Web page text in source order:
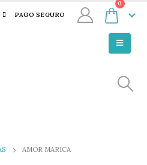
PAGO SEGURO
0
AMOR MARICA